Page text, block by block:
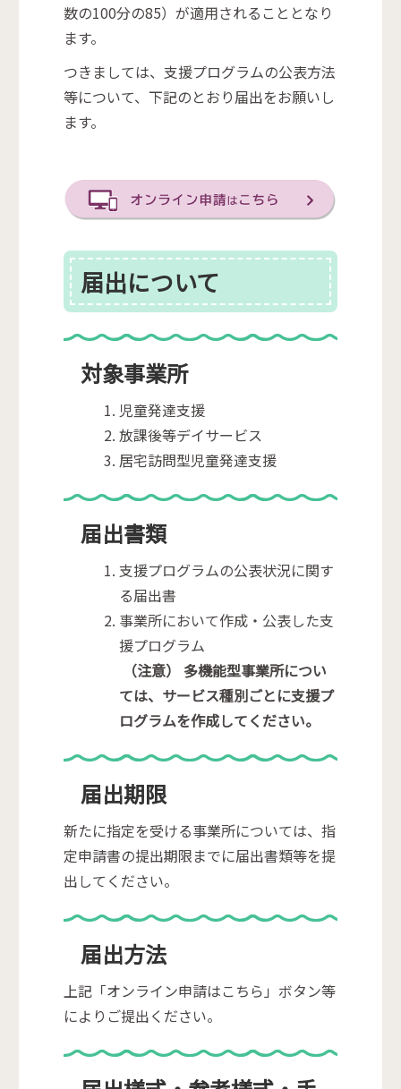
数の100分の85）が適用されることとなり
ます。
つきましては、支援プログラムの公表方法
等について、下記のとおり届出をお願いし
ます。
届出について
対象事業所
児童発達支援
放課後等デイサービス
居宅訪問型児童発達支援
届出書類
支援プログラムの公表状況に関す
る届出書
事業所において作成・公表した支
援プログラム
（注意） 多機能型事業所につい
ては、サービス種別ごとに支援プ
ログラムを作成してください。
届出期限
新たに指定を受ける事業所については、指
定申請書の提出期限までに届出書類等を提
出してください。
届出方法
上記「オンライン申請はこちら」ボタン等
によりご提出ください。